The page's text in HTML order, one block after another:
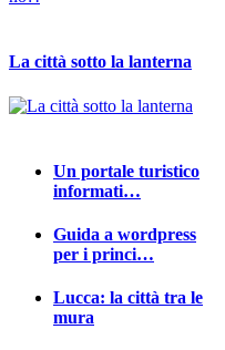
La città sotto la lanterna
Un portale turistico
informati…
Guida a wordpress
per i princi…
Lucca: la città tra le
mura